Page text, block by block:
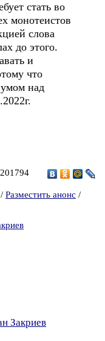
стать во
монотеистов
слова
до этого.
и
что
над
/ Разместить анонс /
Закриев